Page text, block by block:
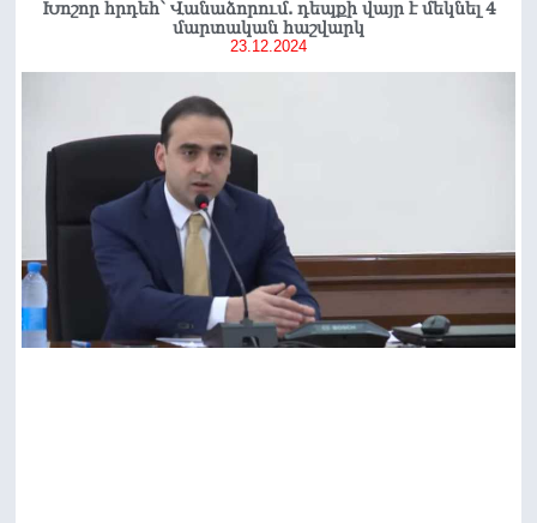
Խոշոր հրդեհ՝ Վանաձորում. դեպքի վայր է մեկնել 4
մարտական հաշվարկ
23.12.2024